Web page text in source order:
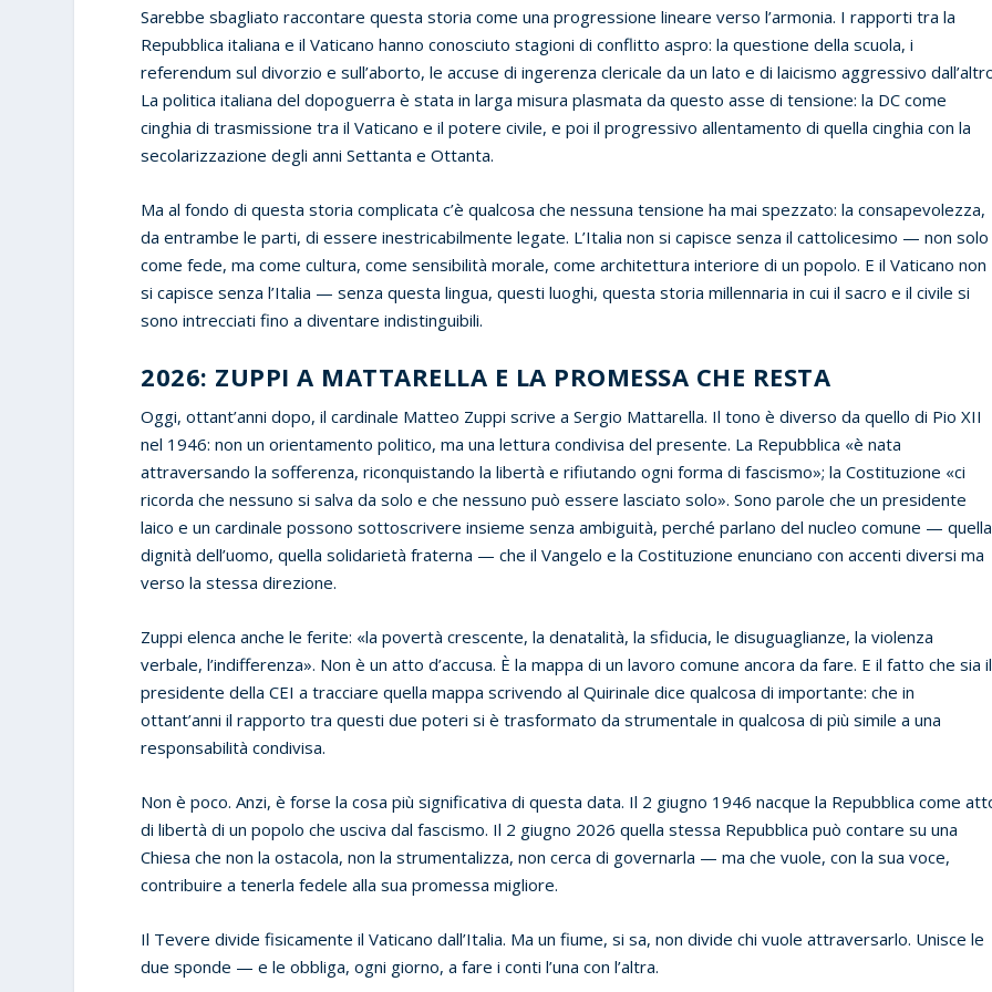
Sarebbe sbagliato raccontare questa storia come una progressione lineare verso l’armonia. I rapporti tra la
Repubblica italiana e il Vaticano hanno conosciuto stagioni di conflitto aspro: la questione della scuola, i
referendum sul divorzio e sull’aborto, le accuse di ingerenza clericale da un lato e di laicismo aggressivo
La politica italiana del dopoguerra è stata in larga misura plasmata da questo asse di tensione: la DC come
cinghia di trasmissione tra il Vaticano e il potere civile, e poi il progressivo allentamento di quella cinghia con la
secolarizzazione degli anni Settanta e Ottanta.
Ma al fondo di questa storia complicata c’è qualcosa che nessuna tensione ha mai spezzato: la consapevolezza,
da entrambe le parti, di essere inestricabilmente legate. L’Italia non si capisce senza il cattolicesimo — non solo
come fede, ma come cultura, come sensibilità morale, come architettura interiore di un popolo. E il Vaticano non
si capisce senza l’Italia — senza questa lingua, questi luoghi, questa storia millennaria in cui il sacro e il civile si
sono intrecciati fino a diventare indistinguibili.
2026: ZUPPI A MATTARELLA E LA PROMESSA CHE RESTA
Oggi, ottant’anni dopo, il cardinale Matteo Zuppi scrive a Sergio Mattarella. Il tono è diverso da quello di Pio XII
nel 1946: non un orientamento politico, ma una lettura condivisa del presente. La Repubblica «è nata
attraversando la sofferenza, riconquistando la libertà e rifiutando ogni forma di fascismo»; la Costituzione «ci
ricorda che nessuno si salva da solo e che nessuno può essere lasciato solo». Sono parole che un presidente
laico e un cardinale possono sottoscrivere insieme senza ambiguità, perché parlano del nucleo comune — quella
dignità dell’uomo, quella solidarietà fraterna — che il Vangelo e la Costituzione enunciano con accenti diversi ma
verso la stessa direzione.
Zuppi elenca anche le ferite: «la povertà crescente, la denatalità, la sfiducia, le disuguaglianze, la violenza
verbale, l’indifferenza». Non è un atto d’accusa. È la mappa di un lavoro comune ancora da fare. E il fatto che sia il
presidente della CEI a tracciare quella mappa scrivendo al Quirinale dice qualcosa di importante: che in
ottant’anni il rapporto tra questi due poteri si è trasformato da strumentale in qualcosa di più simile a una
responsabilità condivisa.
Non è poco. Anzi, è forse la cosa più significativa di questa data. Il 2 giugno 1946 nacque la Repubblica come
di libertà di un popolo che usciva dal fascismo. Il 2 giugno 2026 quella stessa Repubblica può contare su una
Chiesa che non la ostacola, non la strumentalizza, non cerca di governarla — ma che vuole, con la sua voce,
contribuire a tenerla fedele alla sua promessa migliore.
Il Tevere divide fisicamente il Vaticano dall’Italia. Ma un fiume, si sa, non divide chi vuole attraversarlo. Unisce le
due sponde — e le obbliga, ogni giorno, a fare i conti l’una con l’altra.